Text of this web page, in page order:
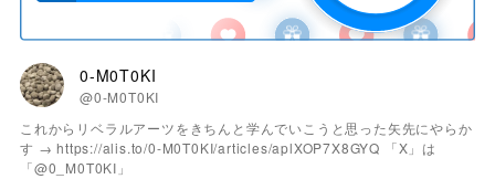
0-M0T0KI
@0-M0T0KI
これからリベラルアーツをきちんと学んでいこうと思った矢先にやらか
す → https://alis.to/0-M0T0KI/articles/aplXOP7X8GYQ 「X」は
「@0_M0T0KI」